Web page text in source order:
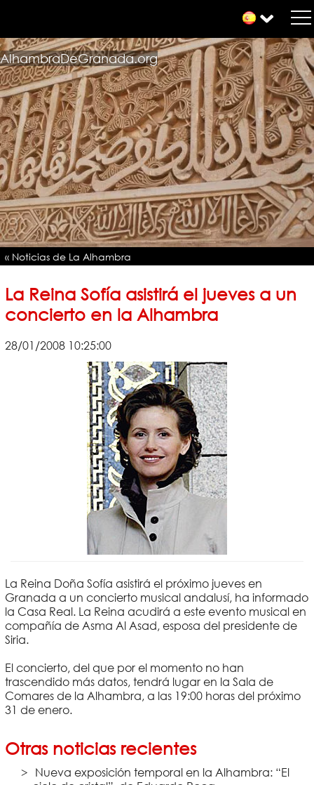
AlhambraDeGranada.org
« Noticias de La Alhambra
La Reina Sofía asistirá el jueves a un
concierto en la Alhambra
28/01/2008 10:25:00
La Reina Doña Sofía asistirá el próximo jueves en
Granada a un concierto musical andalusí, ha informado
la Casa Real. La Reina acudirá a este evento musical en
compañía de Asma Al Asad, esposa del presidente de
Siria.
El concierto, del que por el momento no han
trascendido más datos, tendrá lugar en la Sala de
Comares de la Alhambra, a las 19:00 horas del próximo
31 de enero.
Otras noticias recientes
Nueva exposición temporal en la Alhambra: “El